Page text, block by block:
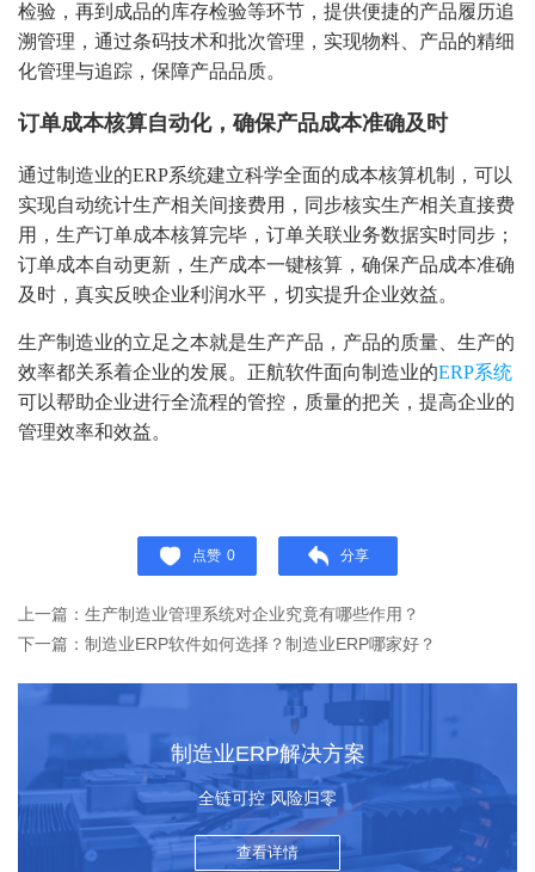
检验，再到成品的库存检验等环节，提供便捷的产品履历追
溯管理，通过条码技术和批次管理，实现物料、产品的精细
化管理与追踪，保障产品品质。
订单成本核算自动化，确保产品成本准确及时
通过制造业的ERP系统建立科学全面的成本核算机制，可以
实现自动统计生产相关间接费用，同步核实生产相关直接费
用，生产订单成本核算完毕，订单关联业务数据实时同步；
订单成本自动更新，生产成本一键核算，确保产品成本准确
及时，真实反映企业利润水平，切实提升企业效益。
生产制造业的立足之本就是生产产品，产品的质量、生产的
效率都关系着企业的发展。正航软件面向制造业的ERP系统
可以帮助企业进行全流程的管控，质量的把关，提高企业的
管理效率和效益。
点赞 0 分享
上一篇：生产制造业管理系统对企业究竟有哪些作用？
下一篇：制造业ERP软件如何选择？制造业ERP哪家好？
制造业ERP解决方案
全链可控 风险归零
查看详情